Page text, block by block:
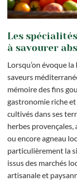
Les
à savourer
Lorsqu’on évoque
saveurs
mémoire des fins
gastronomie riche
cultivés dans ses
herbes provençales,
ou encore agneau
particulièrement la
issus des marchés
artisanale et